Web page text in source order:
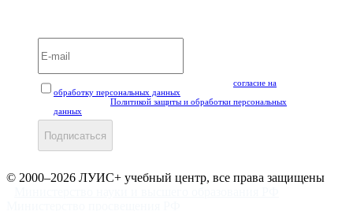
согласие на
обработку персональных данных
Политикой защиты и обработки персональных
данных
Подписаться
© 2000–2026 ЛУИС+ учебный центр, все права защищены